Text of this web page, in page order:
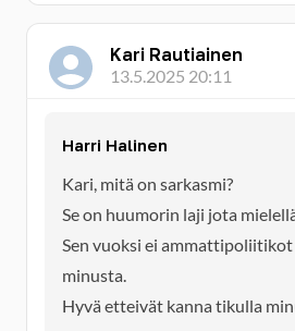
Kari Rautiainen
13.5.2025 20:11
Harri Halinen
Kari, mitä on sarkasmi?
Se on huumorin laji jota
Sen vuoksi ei ammattipoliitikot
minusta.
Hyvä etteivät kanna tikulla